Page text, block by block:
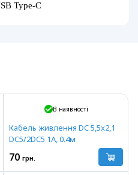
Type-C
В наявності
Кабель живлення DC 5,5x2,1
DC5/2DC5 1A, 0.4м
70 грн.